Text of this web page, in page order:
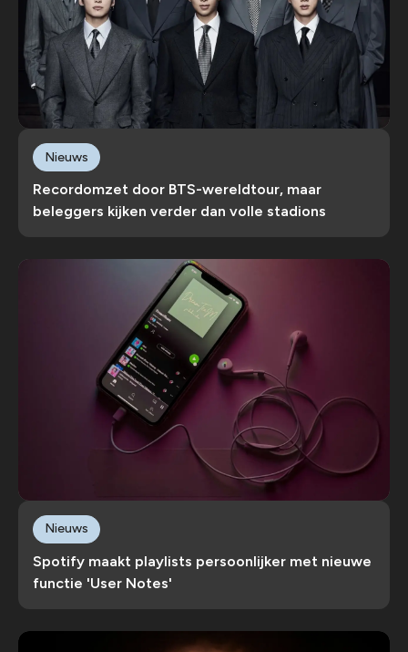
Recordomzet door BTS-wereldtour, maar
beleggers kijken verder dan volle stadions
Nieuws
Spotify maakt playlists persoonlijker met nieuwe
functie 'User Notes'
Nieuws